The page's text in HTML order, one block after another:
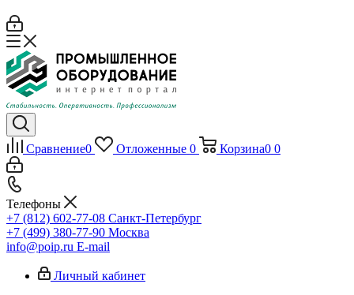
Сравнение0 Отложенные 0 Корзина0 0
Телефоны
+7 (812) 602-77-08 Санкт-Петербург
+7 (499) 380-77-90 Москва
info@poip.ru E-mail
Личный кабинет